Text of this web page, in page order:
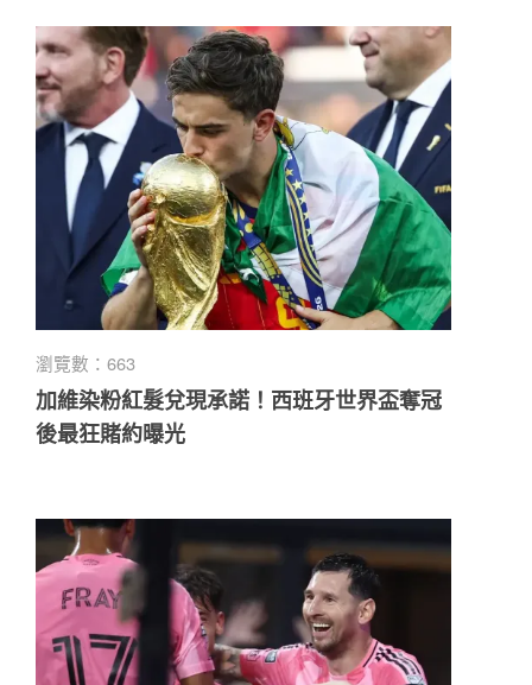
瀏覽數：663
加維染粉紅髮兌現承諾！西班牙世界盃奪冠
後最狂賭約曝光